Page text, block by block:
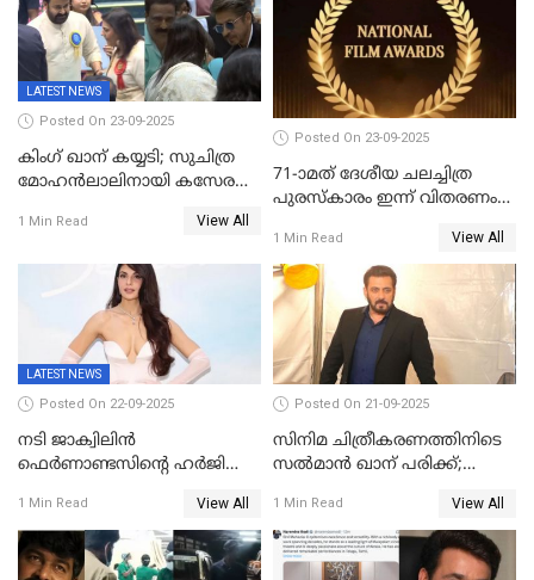
സാമൂഹികമാധ്യമങ്ങളില്‍
ചര്‍ച്ച
ഉർവശിക്കും വിജയരാഘവനും
ദേശീയ അവാർഡ്
LATEST NEWS
Posted On 23-09-2025
കിംഗ് ഖാന് കയ്യടി; സുചിത്ര
മോഹൻലാലിനായി കസേര
ഖാൻ
1 Min Read View All
Posted On 23-09-2025
71-ാമത് ദേശീയ ചലച്ചിത്ര
പുരസ്‌കാരം ഇന്ന് വിതരണം
1 Min Read View All
LATEST NEWS
Posted On 22-09-2025
നടി ജാക്വിലിന്‍
ഫെര്‍ണാണ്ടസിന്റെ ഹര്‍ജി
1 Min Read View All
Posted On 21-09-2025
സിനിമ ചിത്രീകരണത്തിനിടെ
സൽമാൻ ഖാന് പരിക്ക്;
മുംബൈയിലേക്ക് മടങ്ങി
1 Min Read View All